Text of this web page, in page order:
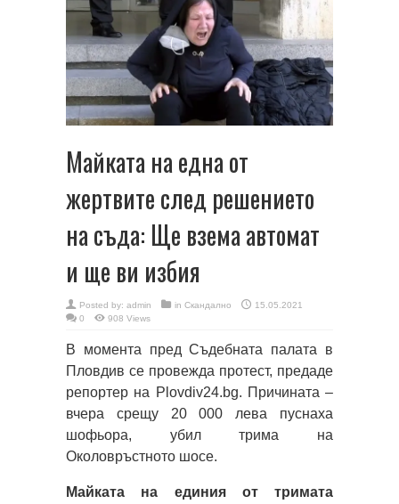
Майката на една от
жертвите след решението
на съда: Ще взема автомат
и ще ви избия
Posted by: admin in Скандално
15.05.2021
0
908 Views
В момента пред Съдебната палата в
Пловдив се провежда протест, предаде
репортер на Plovdiv24.bg. Причината –
вчера срещу 20 000 лева пуснаха
шофьора, убил трима на
Околовръстното шосе.
Майката на единия от тримата